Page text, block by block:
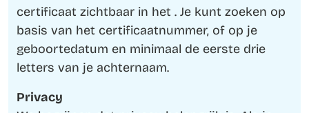
certificaat zichtbaar in het . Je kunt zoeken op
basis van het certificaatnummer, of op je
geboortedatum en minimaal de eerste drie
letters van je achternaam.
Privacy